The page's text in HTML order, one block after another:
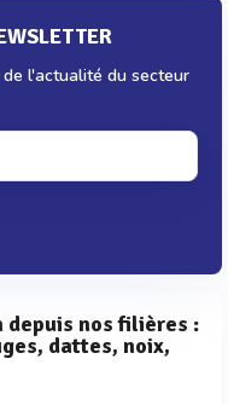
l'actualité du secteur
depuis nos filières :
dattes, noix,